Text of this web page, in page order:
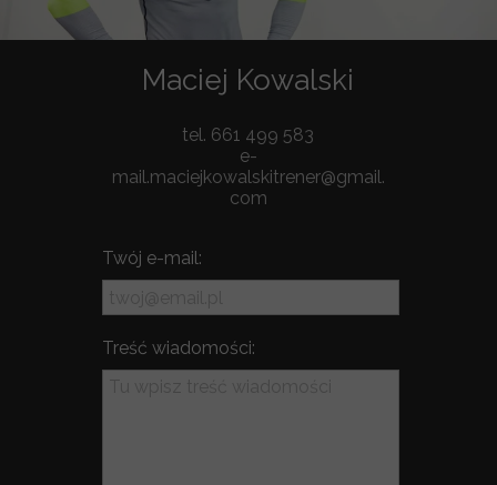
Twój e-mail:
Treść wiadomości:
Maciej Kowalski
tel. 661 499 583
e-
mail.maciejkowalskitrener@gmail.
com